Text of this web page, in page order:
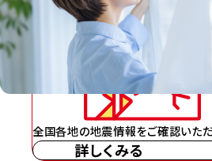
全国各地の地震情報をご確認いただ
詳しくみる